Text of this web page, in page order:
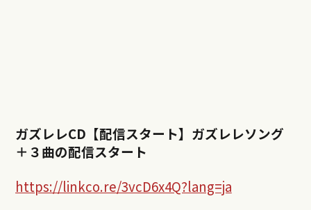
ガズレレCD【配信スタート】ガズレレソング
＋３曲の配信スタート
https://linkco.re/3vcD6x4Q?lang=ja